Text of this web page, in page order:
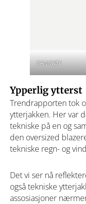
SAMSØE
Ypperlig ytterst
Trendrapporten tok
ytterjakken. Her var
tekniske på en og
den oversized
tekniske regn- og
Det vi ser nå
også tekniske
assosiasjoner